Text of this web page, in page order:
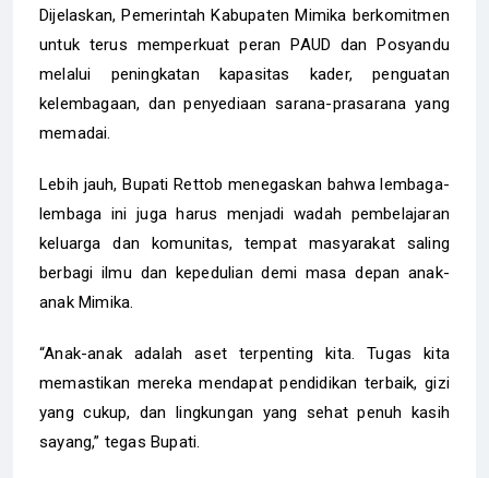
Dijelaskan, Pemerintah Kabupaten Mimika berkomitmen
untuk terus memperkuat peran PAUD dan Posyandu
melalui peningkatan kapasitas kader, penguatan
kelembagaan, dan penyediaan sarana-prasarana yang
memadai.
Lebih jauh, Bupati Rettob menegaskan bahwa lembaga-
lembaga ini juga harus menjadi wadah pembelajaran
keluarga dan komunitas, tempat masyarakat saling
berbagi ilmu dan kepedulian demi masa depan anak-
anak Mimika.
“Anak-anak adalah aset terpenting kita. Tugas kita
memastikan mereka mendapat pendidikan terbaik, gizi
yang cukup, dan lingkungan yang sehat penuh kasih
sayang,” tegas Bupati.